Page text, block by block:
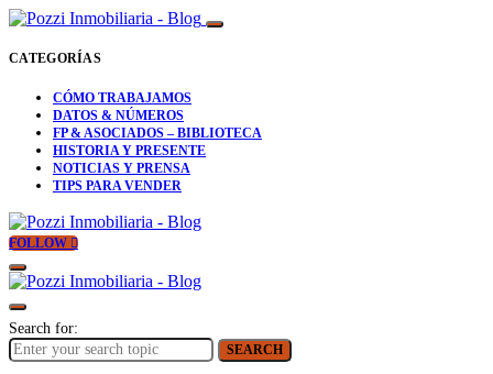
CATEGORÍAS
CÓMO TRABAJAMOS
DATOS & NÚMEROS
FP & ASOCIADOS – BIBLIOTECA
HISTORIA Y PRESENTE
NOTICIAS Y PRENSA
TIPS PARA VENDER
FOLLOW
Search for:
SEARCH